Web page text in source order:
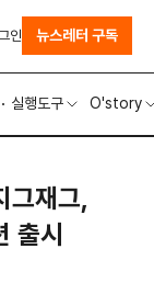
실행도구 O'story
인 뉴스레터 구독
그재그,
출시